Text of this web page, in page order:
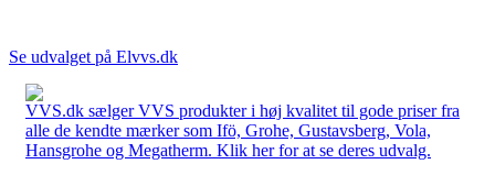
Se udvalget på Elvvs.dk
VVS.dk sælger VVS produkter i høj kvalitet til gode priser fra
alle de kendte mærker som Ifö, Grohe, Gustavsberg, Vola,
Hansgrohe og Megatherm. Klik her for at se deres udvalg.